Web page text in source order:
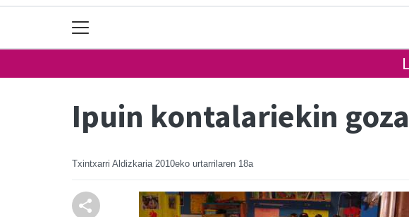
Ipuin kontalariekin
Txintxarri Aldizkaria 2010eko urtarrilaren 18a